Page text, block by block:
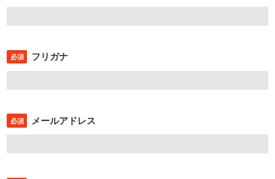
必須 フリガナ
必須 メールアドレス